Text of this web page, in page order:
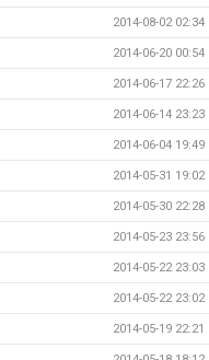
2014-08-02 02:34
2014-06-20 00:54
2014-06-17 22:26
2014-06-14 23:23
2014-06-04 19:49
2014-05-31 19:02
2014-05-30 22:28
2014-05-23 23:56
2014-05-22 23:03
2014-05-22 23:02
2014-05-19 22:21